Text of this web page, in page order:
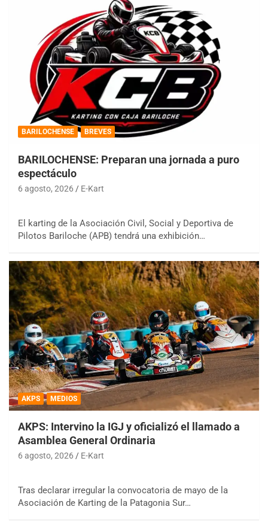
BARILOCHENSE BREVES
BARILOCHENSE: Preparan una jornada a puro
espectáculo
6 agosto, 2026 E-Kart
El karting de la Asociación Civil, Social y Deportiva de
Pilotos Bariloche (APB) tendrá una exhibición…
AKPS MEDIOS
AKPS: Intervino la IGJ y oficializó el llamado a
Asamblea General Ordinaria
6 agosto, 2026 E-Kart
Tras declarar irregular la convocatoria de mayo de la
Asociación de Karting de la Patagonia Sur…